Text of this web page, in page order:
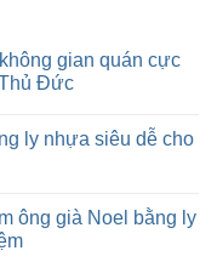
gian quán cực
Đức
ly nhựa siêu dễ cho
ông già Noel bằng ly